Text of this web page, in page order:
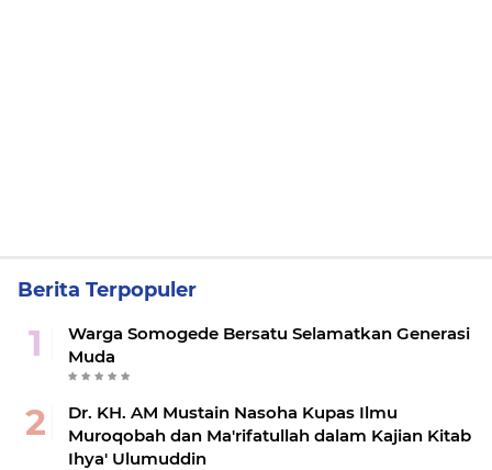
Berita Terpopuler
Warga Somogede Bersatu Selamatkan Generasi
Muda
Dr. KH. AM Mustain Nasoha Kupas Ilmu
Muroqobah dan Ma'rifatullah dalam Kajian Kitab
Ihya' Ulumuddin